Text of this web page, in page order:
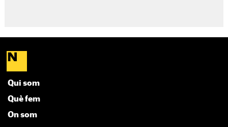
Qui som
Què fem
On som